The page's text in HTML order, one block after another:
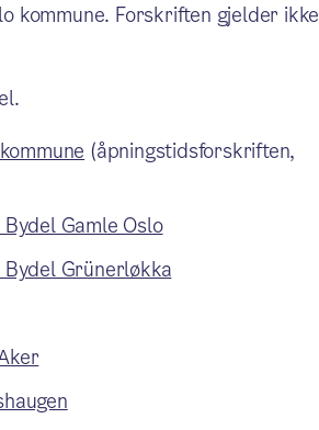
kommune. Forskriften gjelder ikke
(åpningstidsforskriften,
Gamle Oslo
Grünerløkka